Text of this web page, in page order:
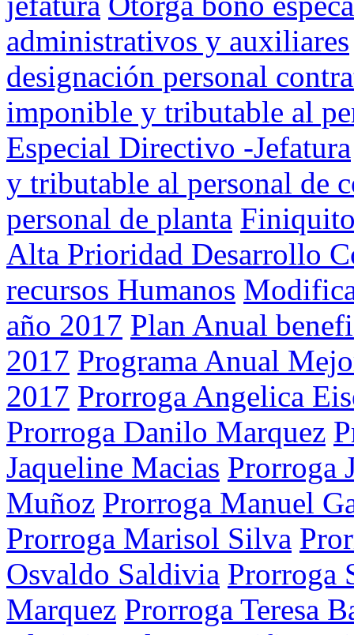
administrativos y auxiliares
designación personal
imponible y tributable al
Especial Directivo -Jefatura
y tributable al personal de
personal de planta
Alta Prioridad Desarrollo
recursos Humanos
año 2017 Plan Anual
2017 Programa Anual
2017 Prorroga Angelica
Prorroga Danilo Marquez
Jaqueline Macias Prorroga
Muñoz Prorroga Manuel
Prorroga Marisol Silva
Osvaldo Saldivia Prorroga
Marquez Prorroga Teresa